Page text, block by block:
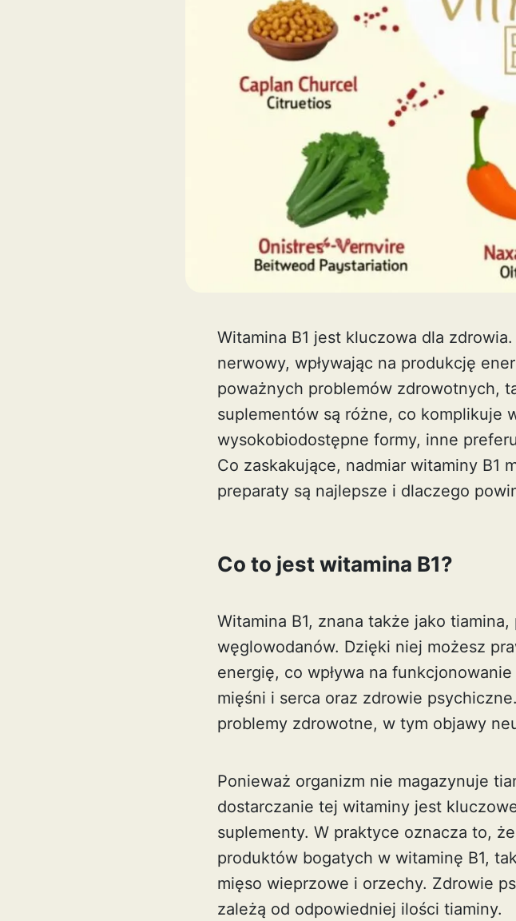
Witamina B1 jest kluczowa dla
nerwowy, wpływając na produkcję
poważnych problemów zdrowotnych,
suplementów są różne, co komplikuje
wysokobiodostępne formy, inne
Co zaskakujące, nadmiar witaminy B1
preparaty są najlepsze i dlaczego
Co to jest witamina B1?
Witamina B1, znana także jako
węglowodanów. Dzięki niej możesz
energię, co wpływa na
mięśni i serca oraz zdrowie
problemy zdrowotne, w tym objawy
Ponieważ organizm nie magazynuje
dostarczanie tej witaminy jest
suplementy. W praktyce oznacza to,
produktów bogatych w witaminę B1,
mięso wieprzowe i orzechy. Zdrowie
zależą od odpowiedniej ilości tiaminy.